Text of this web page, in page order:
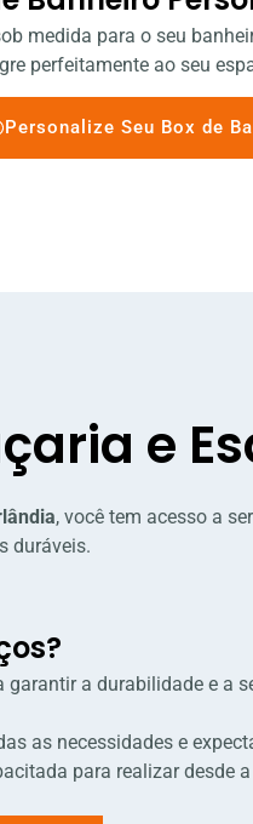
medida para o seu
perfeitamente ao seu
Personalize Seu Box de
e
, você tem acesso a
duráveis.
garantir a durabilidade e a
as necessidades e
para realizar desde a